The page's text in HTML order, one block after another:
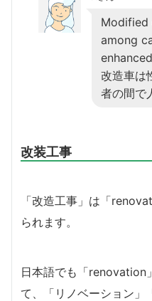
Modified
among
改造車は
者の間で
改装工事
「改造工事」は「
られます。
日本語でも「renovation
て、「リノベーション」